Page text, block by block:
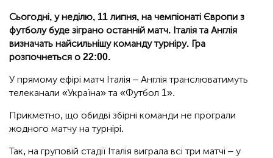
Сьогодні, у неділю, 11 липня, на чемпіонаті Європи з
футболу буде зіграно останній матч. Італія та Англія
визначать найсильнішу команду турніру. Гра
розпочнеться о 22:00.
У прямому ефірі матч Італія – Англія транслюватимуть
телеканали «Україна» та «Футбол 1».
Прикметно, що обидві збірні команди не програли
жодного матчу на турнірі.
Так, на груповій стадії Італія виграла всі три матчі – у